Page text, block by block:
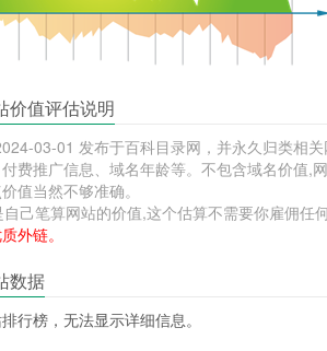
价值评估说明
03-01 发布于百科目录网，并永久归类相
费推广信息、域名年龄等。不包含域名价值
值当然不够准确。
己笔算网站的价值,这个估算不需要你雇佣任
外链。
数据
行榜，无法显示详细信息。